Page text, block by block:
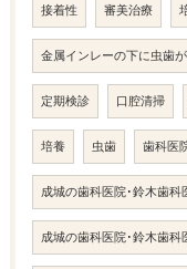
接着性 審美治療
金属インレーの下に虫歯
定期検診 口腔清掃
培養 虫歯 歯科医
成城の歯科医院･鈴木歯科
成城の歯科医院･鈴木歯科